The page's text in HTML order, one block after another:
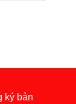
ký bản